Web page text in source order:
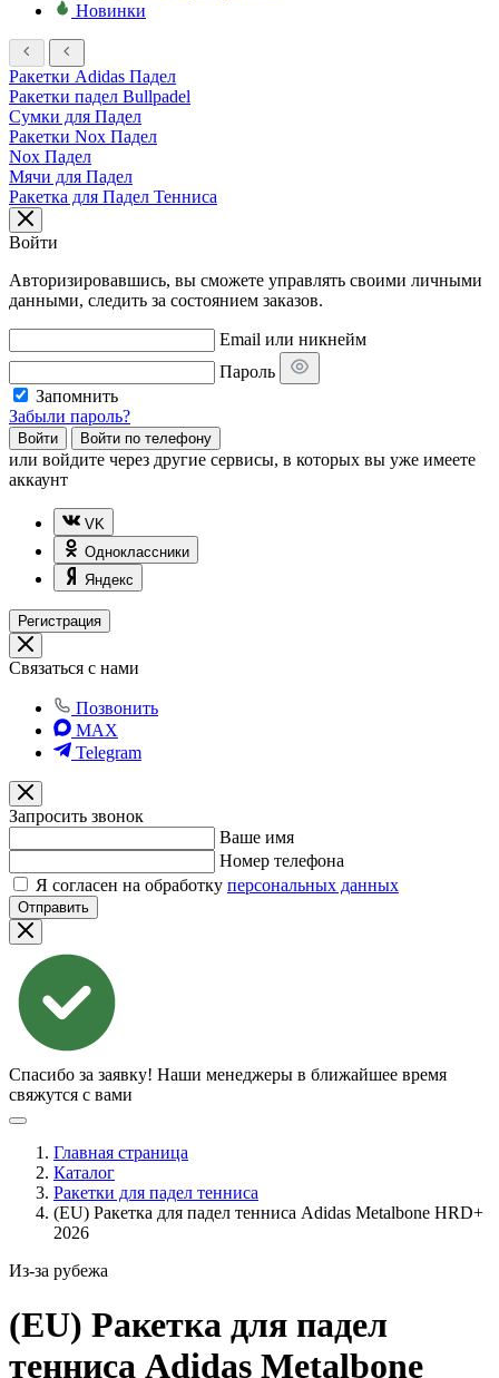
Новинки
Ракетки Adidas Падел
Ракетки падел Bullpadel
Сумки для Падел
Ракетки Nox Падел
Nox Падел
Мячи для Падел
Ракетка для Падел Тенниса
Войти
Авторизировавшись, вы сможете управлять своими личными
данными, следить за состоянием заказов.
Email или никнейм
Пароль
Запомнить
Забыли пароль?
Войти Войти по телефону
или войдите через другие сервисы, в которых вы уже имеете
аккаунт
VK
Одноклассники
Яндекс
Регистрация
Связаться с нами
Позвонить
MAX
Telegram
Запросить звонок
Ваше имя
Номер телефона
Я согласен на обработку персональных данных
Отправить
Спасибо за заявку! Наши менеджеры в ближайшее время
свяжутся с вами
Главная страница
Каталог
Ракетки для падел тенниса
(EU) Ракетка для падел тенниса Adidas Metalbone HRD+
2026
Из-за рубежа
(EU) Ракетка для падел
тенниса Adidas Metalbone